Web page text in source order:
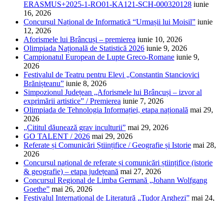
ERASMUS+2025-1-RO01-KA121-SCH-000320128 iunie
16, 2026
Concursul Național de Informatică “Urmașii lui Moisil” iunie
12, 2026
Aforismele lui Brâncuși – premierea iunie 10, 2026
Olimpiada Națională de Statistică 2026 iunie 9, 2026
Campionatul European de Lupte Greco-Romane iunie 9,
2026
Festivalul de Teatru pentru Elevi „Constantin Stanciovici
Brănișteanu” iunie 8, 2026
Simpozionul Județean „Aforismele lui Brâncuși – izvor al
exprimării artistice” / Premierea iunie 7, 2026
Olimpiada de Tehnologia Informației, etapa națională mai 29,
2026
„Cititul dăunează grav inculturii” mai 29, 2026
GO TALENT / 2026 mai 29, 2026
Referate și Comunicări Științifice / Geografie și Istorie mai 28,
2026
Concursul național de referate și comunicări științifice (istorie
& geografie) – etapa județeană mai 27, 2026
Concursul Regional de Limba Germană „Johann Wolfgang
Goethe” mai 26, 2026
Festivalul Internațional de Literatură „Tudor Arghezi” mai 24,